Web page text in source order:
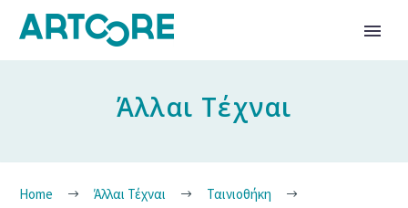
Άλλαι Τέχναι
Home Άλλαι Τέχναι
Ταινιοθήκη